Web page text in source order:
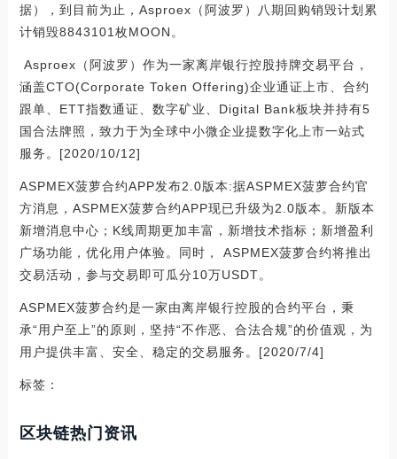
据），到目前为止，Asproex（阿波罗）八期回购销毁计划累
计销毁8843101枚MOON。
Asproex（阿波罗）作为一家离岸银行控股持牌交易平台，
涵盖CTO(Corporate Token Offering)企业通证上市、合约
跟单、ETT指数通证、数字矿业、Digital Bank板块并持有5
国合法牌照，致力于为全球中小微企业提数字化上市一站式
服务。[2020/10/12]
ASPMEX菠萝合约APP发布2.0版本:据ASPMEX菠萝合约官
方消息，ASPMEX菠萝合约APP现已升级为2.0版本。新版本
新增消息中心；K线周期更加丰富，新增技术指标；新增盈利
广场功能，优化用户体验。同时， ASPMEX菠萝合约将推出
交易活动，参与交易即可瓜分10万USDT。
ASPMEX菠萝合约是一家由离岸银行控股的合约平台，秉
承“用户至上”的原则，坚持“不作恶、合法合规”的价值观，为
用户提供丰富、安全、稳定的交易服务。[2020/7/4]
标签：
区块链热门资讯